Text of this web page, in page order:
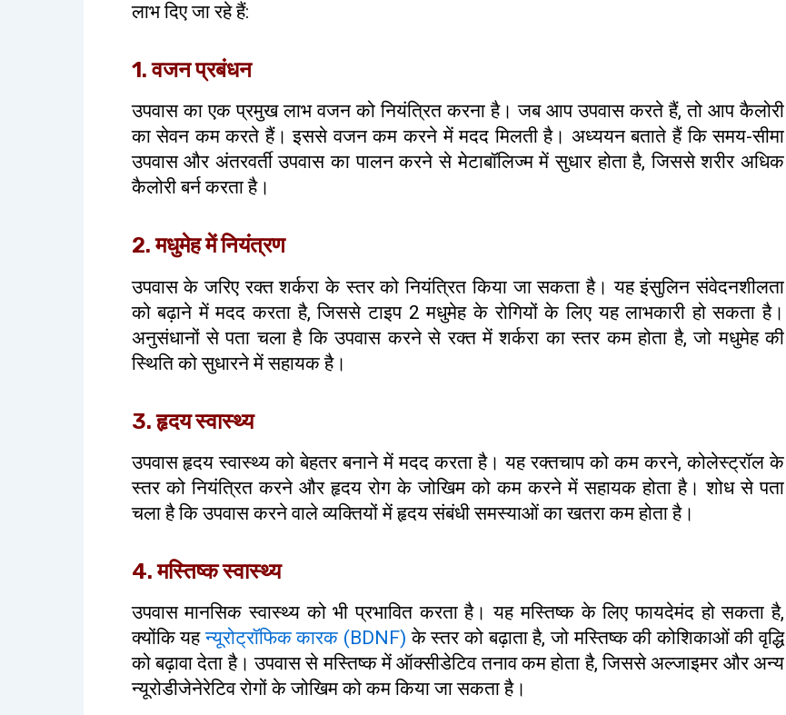
लाभ दिए जा रहे हैं:
1. वजन प्रबंधन
उपवास का एक प्रमुख लाभ वजन को नियंत्रित करना है। जब आप उपवास करते हैं, तो आप कैलोरी
का सेवन कम करते हैं। इससे वजन कम करने में मदद मिलती है। अध्ययन बताते हैं कि समय-सीमा
उपवास और अंतरवर्ती उपवास का पालन करने से मेटाबॉलिज्म में सुधार होता है, जिससे शरीर अधिक
कैलोरी बर्न करता है।
2. मधुमेह में नियंत्रण
उपवास के जरिए रक्त शर्करा के स्तर को नियंत्रित किया जा सकता है। यह इंसुलिन संवेदनशीलता
को बढ़ाने में मदद करता है, जिससे टाइप 2 मधुमेह के रोगियों के लिए यह लाभकारी हो सकता है।
अनुसंधानों से पता चला है कि उपवास करने से रक्त में शर्करा का स्तर कम होता है, जो मधुमेह की
स्थिति को सुधारने में सहायक है।
3. हृदय स्वास्थ्य
उपवास हृदय स्वास्थ्य को बेहतर बनाने में मदद करता है। यह रक्तचाप को कम करने, कोलेस्ट्रॉल के
स्तर को नियंत्रित करने और हृदय रोग के जोखिम को कम करने में सहायक होता है। शोध से पता
चला है कि उपवास करने वाले व्यक्तियों में हृदय संबंधी समस्याओं का खतरा कम होता है।
4. मस्तिष्क स्वास्थ्य
उपवास मानसिक स्वास्थ्य को भी प्रभावित करता है। यह मस्तिष्क के लिए फायदेमंद हो सकता है,
क्योंकि यहन्यूरोट्रॉफिक कारक (BDNF) के स्तर को बढ़ाता है, जो मस्तिष्क की कोशिकाओं की वृद्धि
को बढ़ावा देता है। उपवास से मस्तिष्क में ऑक्सीडेटिव तनाव कम होता है, जिससे अल्जाइमर और अन्य
न्यूरोडीजेनेरेटिव रोगों के जोखिम को कम किया जा सकता है।